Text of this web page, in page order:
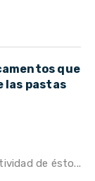
que
las pastas
de ésto...